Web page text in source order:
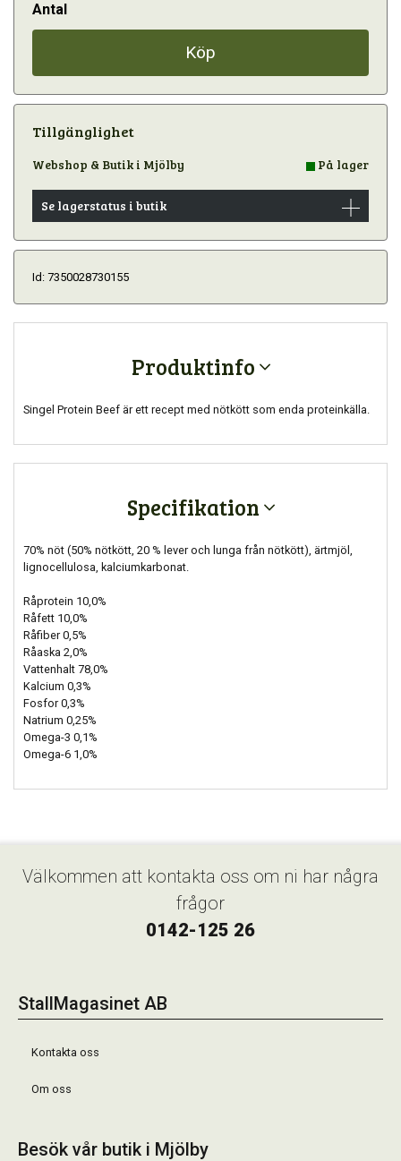
Antal
Köp
Tillgänglighet
Webshop & Butik i Mjölby På lager
Se lagerstatus i butik
Id: 7350028730155
Produktinfo
Singel Protein Beef är ett recept med nötkött som enda proteinkälla.
Specifikation
70% nöt (50% nötkött, 20 % lever och lunga från nötkött), ärtmjöl,
lignocellulosa, kalciumkarbonat.
Råprotein 10,0%
Råfett 10,0%
Råfiber 0,5%
Råaska 2,0%
Vattenhalt 78,0%
Kalcium 0,3%
Fosfor 0,3%
Natrium 0,25%
Omega-3 0,1%
Omega-6 1,0%
Välkommen att kontakta oss om ni har några
frågor
0142-125 26
StallMagasinet AB
Kontakta oss
Om oss
Besök vår butik i Mjölby